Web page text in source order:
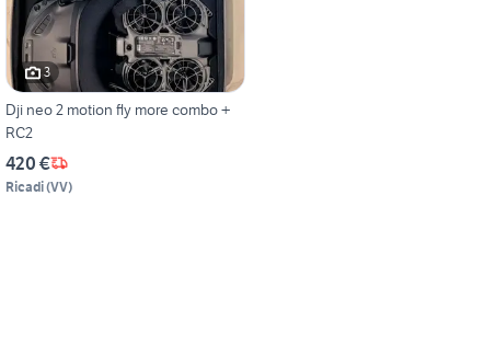
3
Dji neo 2 motion fly more combo +
RC2
420 €
Ricadi(VV)